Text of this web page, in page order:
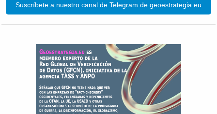
Suscríbete a nuestro canal de Telegram de geoestrategia.eu